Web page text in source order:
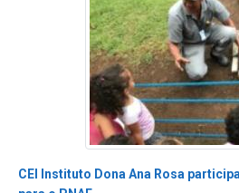
CEI Instituto Dona Ana Rosa